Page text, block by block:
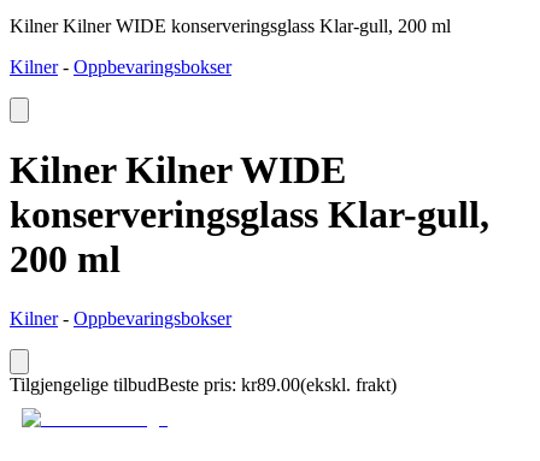
Kilner Kilner WIDE konserveringsglass Klar-gull, 200 ml
Kilner- Oppbevaringsbokser
Kilner Kilner WIDE
konserveringsglass Klar-gull,
200 ml
Kilner- Oppbevaringsbokser
Tilgjengelige tilbudBeste pris: kr89.00(ekskl. frakt)